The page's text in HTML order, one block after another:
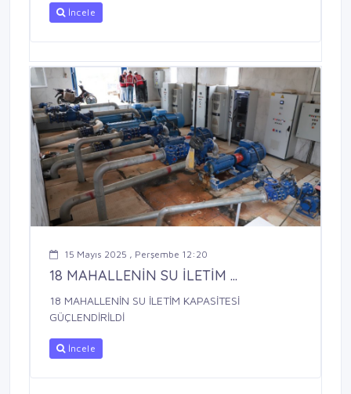
İncele
15 Mayıs 2025 , Perşembe 12:20
18 MAHALLENİN SU İLETİM ...
18 MAHALLENİN SU İLETİM KAPASİTESİ
GÜÇLENDİRİLDİ
İncele